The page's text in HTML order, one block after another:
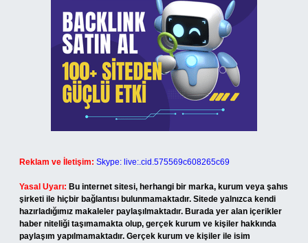
Reklam ve İletişim: Skype: live:.cid.575569c608265c69
Yasal Uyarı: Bu internet sitesi, herhangi bir marka, kurum veya şahıs
şirketi ile hiçbir bağlantısı bulunmamaktadır. Sitede yalnızca kendi
hazırladığımız makaleler paylaşılmaktadır. Burada yer alan içerikler
haber niteliği taşımamakta olup, gerçek kurum ve kişiler hakkında
paylaşım yapılmamaktadır. Gerçek kurum ve kişiler ile isim